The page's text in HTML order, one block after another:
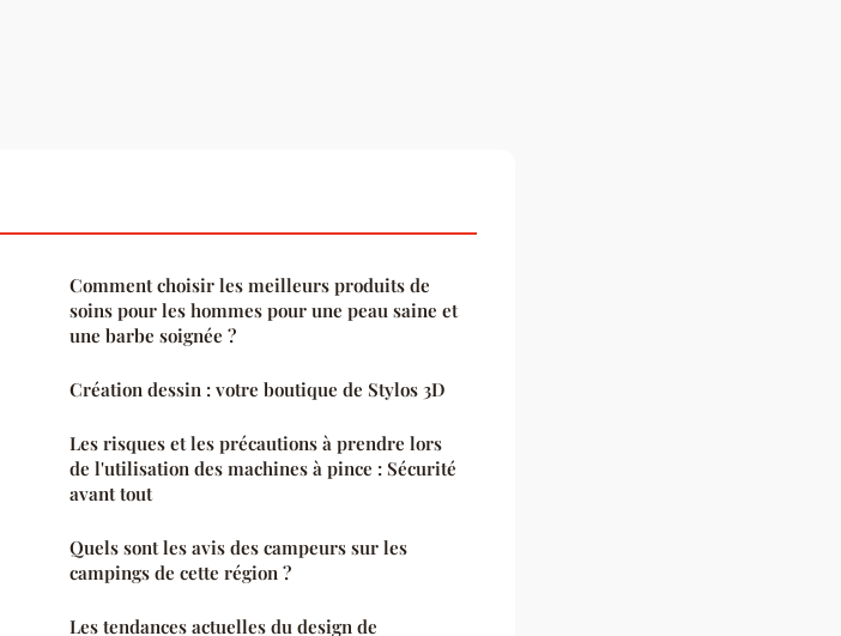
Comment choisir les meilleurs produits de
soins pour les hommes pour une peau saine et
une barbe soignée ?
Création dessin : votre boutique de Stylos 3D
Les risques et les précautions à prendre lors
de l'utilisation des machines à pince : Sécurité
avant tout
Quels sont les avis des campeurs sur les
campings de cette région ?
Les tendances actuelles du design de